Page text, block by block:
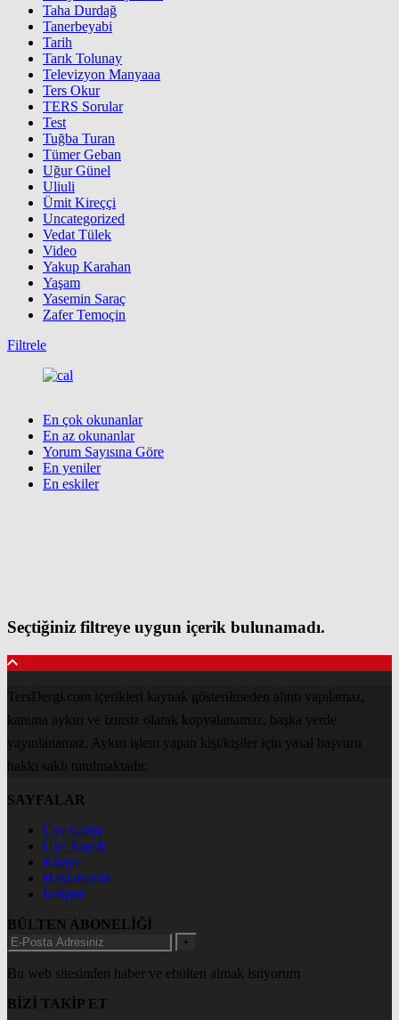
Taha Durdağ
Tanerbeyabi
Tarih
Tarık Tolunay
Televizyon Manyaaa
Ters Okur
TERS Sorular
Test
Tuğba Turan
Tümer Geban
Uğur Günel
Uliuli
Ümit Kireççi
Uncategorized
Vedat Tülek
Video
Yakup Karahan
Yaşam
Yasemin Saraç
Zafer Temoçin
Filtrele
En çok okunanlar
En az okunanlar
Yorum Sayısına Göre
En yeniler
En eskiler
Seçtiğiniz filtreye uygun içerik bulunamadı.
TersDergi.com içerikleri kaynak gösterilmeden alıntı yapılamaz,
kanuna aykırı ve izinsiz olarak kopyalanamaz, başka yerde
yayınlanamaz. Aykırı işlem yapan kişi/kişiler için yasal başvuru
hakkı saklı tutulmaktadır.
SAYFALAR
Üye Girişi
Üye Kaydı
Künye
Hakkımızda
İletişim
BÜLTEN ABONELİĞİ
+
Bu web sitesinden haber ve ebülten almak istiyorum
BİZİ TAKİP ET